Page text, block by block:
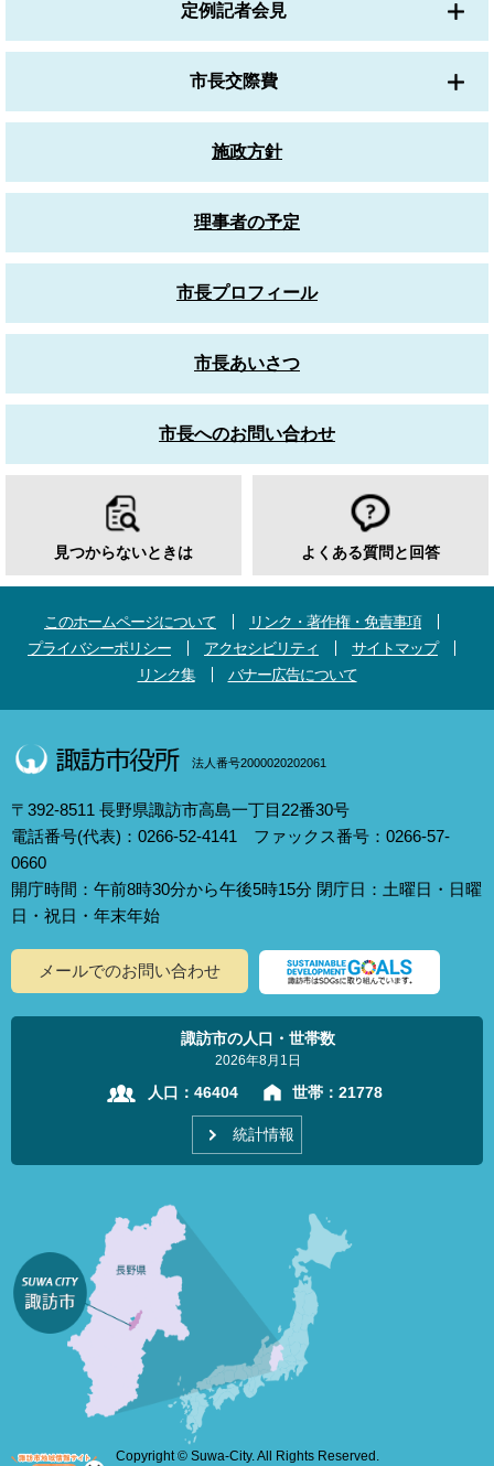
定例記者会見
市長交際費
施政方針
理事者の予定
市長プロフィール
市長あいさつ
市長へのお問い合わせ
見つからないときは よくある質問と回答
このホームページについて
リンク・著作権・免責事項
プライバシーポリシー
アクセシビリティ
サイトマップ
リンク集
バナー広告について
法人番号2000020202061
〒392-8511 長野県諏訪市高島一丁目22番30号
電話番号(代表)：0266-52-4141 ファックス番号：0266-57-
0660
開庁時間：午前8時30分から午後5時15分 閉庁日：土曜日・日曜
日・祝日・年末年始
メールでのお問い合わせ
諏訪市の人口・世帯数
2026年8月1日
人口： 46404 世帯： 21778
統計情報
Copyright © Suwa-City. All Rights Reserved.